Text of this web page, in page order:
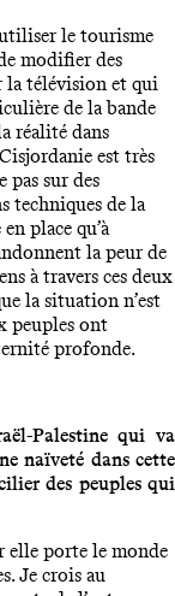
le tourisme
modifier des
la télévision et qui
de la bande
réalité dans
est très
pas sur des
techniques de la
place qu’à
la peur de
à travers ces deux
la situation n’est
peuples ont
profonde.
Palestine qui va
naïveté dans cette
des peuples qui
elle porte le monde
Je crois au